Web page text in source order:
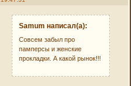
Samum написал(а):
Совсем забыл про
памперсы и женские
прокладки. А какой рынок!!!